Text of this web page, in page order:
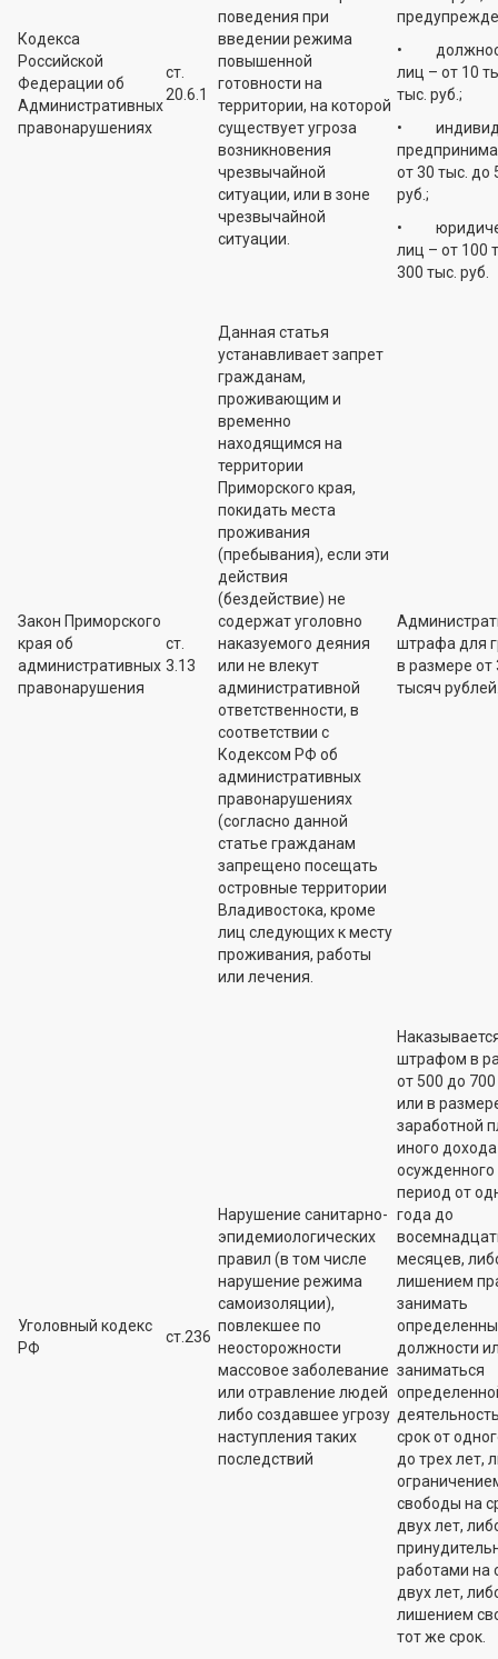
Кодекса
Российской
Федерации об
Административных
правонарушениях
ст.
20.6.1
поведения при
введении режима
повышенной
готовности на
территории, на которой
существует угроза
возникновения
чрезвычайной
ситуации, или в зоне
чрезвычайной
ситуации.
•
лиц – от 10
тыс. руб.;
•
от 30 тыс. до
руб.;
•
лиц – от 100
300 тыс. руб.
Закон Приморского
края об
административных
правонарушения
ст.
3.13
Данная статья
устанавливает запрет
гражданам,
проживающим и
временно
находящимся на
территории
Приморского края,
покидать места
проживания
(пребывания), если эти
действия
(бездействие) не
содержат уголовно
наказуемого деяния
или не влекут
административной
ответственности, в
соответствии с
Кодексом РФ об
административных
правонарушениях
(согласно данной
статье гражданам
запрещено посещать
островные территории
Владивостока, кроме
лиц следующих к месту
проживания, работы
или лечения.
штрафа для
в размере от
тысяч
Уголовный кодекс
РФ
ст.236
Нарушение санитарно-
эпидемиологических
правил (в том числе
нарушение режима
самоизоляции),
повлекшее по
неосторожности
массовое заболевание
или отравление людей
либо создавшее угрозу
наступления таких
последствий
штрафом в
от 500 до 700
или в
заработной
иного дохода
осужденного
период от
года до
месяцев,
лишением
занимать
должности
заниматься
срок от
до трех лет,
свободы на
двух лет,
работами на
двух лет,
лишением
тот же срок.